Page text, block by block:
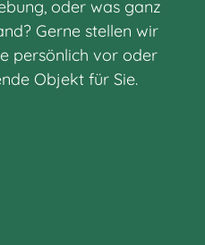
oder was ganz
Gerne stel­len wir
persön­lich vor oder
Objekt für Sie.